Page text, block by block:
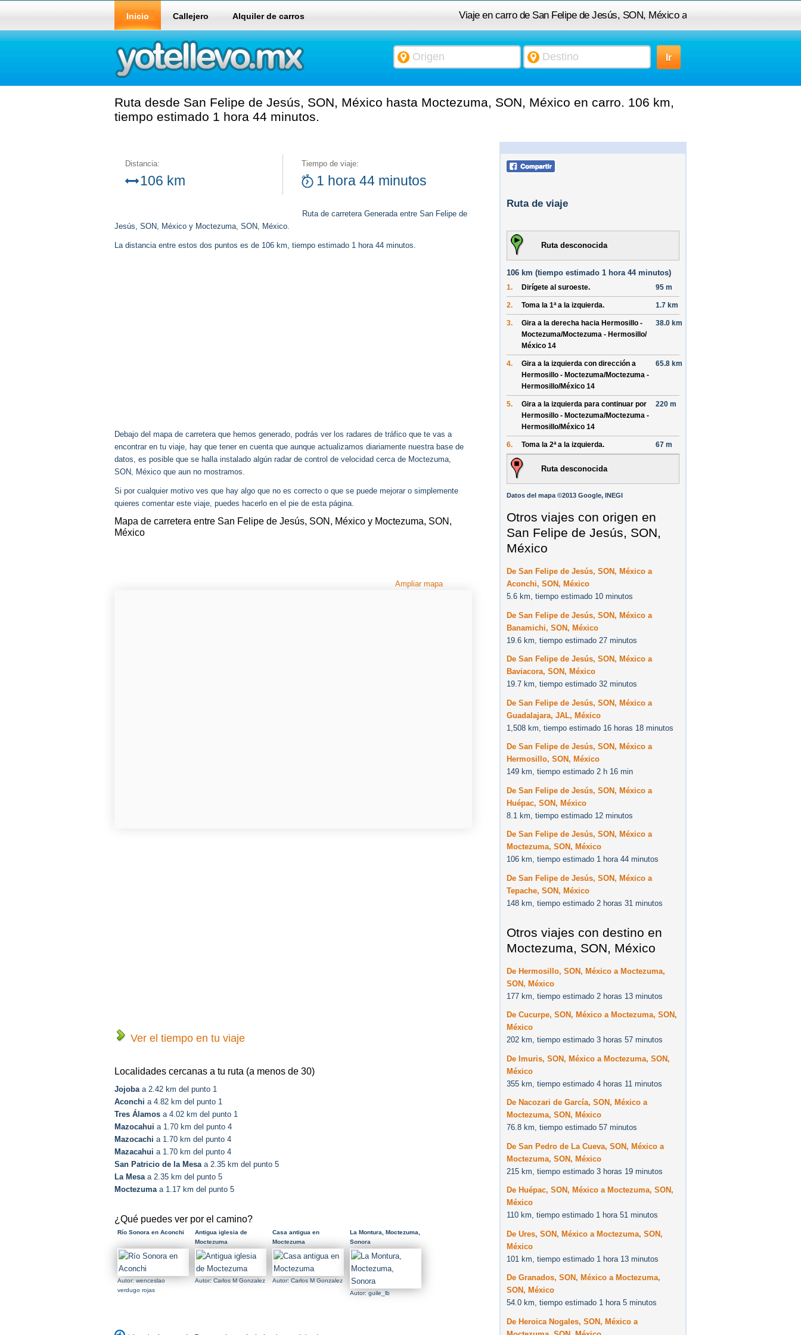
Viaje en carro de San Felipe de Jesús, SON, México a
Moctezuma, SON, México
Inicio Callejero Alquiler de carros
Ruta desde San Felipe de Jesús, SON, México hasta Moctezuma, SON, México en carro. 106 km,
tiempo estimado 1 hora 44 minutos.
Distancia:
106 km
Tiempo de viaje:
1 hora 44 minutos
Ruta de carretera Generada entre San Felipe de
Jesús, SON, México y Moctezuma, SON, México.
La distancia entre estos dos puntos es de 106 km, tiempo estimado 1 hora 44 minutos.
Debajo del mapa de carretera que hemos generado, podrás ver los radares de tráfico que te vas a
encontrar en tu viaje, hay que tener en cuenta que aunque actualizamos diariamente nuestra base de
datos, es posible que se halla instalado algún radar de control de velocidad cerca de Moctezuma,
SON, México que aun no mostramos.
Si por cualquier motivo ves que hay algo que no es correcto o que se puede mejorar o simplemente
quieres comentar este viaje, puedes hacerlo en el pie de esta página.
Mapa de carretera entre San Felipe de Jesús, SON, México y Moctezuma, SON,
México
Ampliar mapa
Ver el tiempo en tu viaje
Localidades cercanas a tu ruta (a menos de 30)
Jojobaa 2.42 km del punto 1
Aconchi a 4.82 km del punto 1
Tres Álamos a 4.02 km del punto 1
Mazocahui a 1.70 km del punto 4
Mazocachi a 1.70 km del punto 4
Mazacahui a 1.70 km del punto 4
San Patricio de la Mesaa 2.35 km del punto 5
La Mesaa 2.35 km del punto 5
Moctezumaa 1.17 km del punto 5
¿Qué puedes ver por el camino?
Río Sonora en Aconchi
Autor: wenceslao
verdugo rojas
Antigua iglesia de
Moctezuma
Autor: Carlos M Gonzalez
Casa antigua en
Moctezuma
Autor: Carlos M Gonzalez
La Montura, Moctezuma,
Sonora
Autor: guile_lb
Ruta de viaje
Ruta desconocida
106 km (tiempo estimado 1 hora 44 minutos)
1. Dirígete al suroeste. 95 m
2. Toma la 1ª a la izquierda. 1.7 km
3. Gira a la derecha hacia Hermosillo -
Moctezuma/Moctezuma - Hermosillo/
México 14
38.0 km
4.
Gira a la izquierda con dirección a
Hermosillo - Moctezuma/Moctezuma -
Hermosillo/México 14
65.8 km
5.
Gira a la izquierda para continuar por
Hermosillo - Moctezuma/Moctezuma -
Hermosillo/México 14
220 m
6. Toma la 2ª a la izquierda. 67 m
Ruta desconocida
Datos del mapa ©2013 Google, INEGI
Otros viajes con origen en
San Felipe de Jesús, SON,
México
De San Felipe de Jesús, SON, México a
Aconchi, SON, México
5.6 km, tiempo estimado 10 minutos
De San Felipe de Jesús, SON, México a
Banamichi, SON, México
19.6 km, tiempo estimado 27 minutos
De San Felipe de Jesús, SON, México a
Baviacora, SON, México
19.7 km, tiempo estimado 32 minutos
De San Felipe de Jesús, SON, México a
Guadalajara, JAL, México
1,508 km, tiempo estimado 16 horas 18 minutos
De San Felipe de Jesús, SON, México a
Hermosillo, SON, México
149 km, tiempo estimado 2 h 16 min
De San Felipe de Jesús, SON, México a
Huépac, SON, México
8.1 km, tiempo estimado 12 minutos
De San Felipe de Jesús, SON, México a
Moctezuma, SON, México
106 km, tiempo estimado 1 hora 44 minutos
De San Felipe de Jesús, SON, México a
Tepache, SON, México
148 km, tiempo estimado 2 horas 31 minutos
Otros viajes con destino en
Moctezuma, SON, México
De Hermosillo, SON, México a Moctezuma,
SON, México
177 km, tiempo estimado 2 horas 13 minutos
De Cucurpe, SON, México a Moctezuma, SON,
México
202 km, tiempo estimado 3 horas 57 minutos
De Imuris, SON, México a Moctezuma, SON,
México
355 km, tiempo estimado 4 horas 11 minutos
De Nacozari de García, SON, México a
Moctezuma, SON, México
76.8 km, tiempo estimado 57 minutos
De San Pedro de La Cueva, SON, México a
Moctezuma, SON, México
215 km, tiempo estimado 3 horas 19 minutos
De Huépac, SON, México a Moctezuma, SON,
México
110 km, tiempo estimado 1 hora 51 minutos
De Ures, SON, México a Moctezuma, SON,
México
101 km, tiempo estimado 1 hora 13 minutos
De Granados, SON, México a Moctezuma,
SON, México
54.0 km, tiempo estimado 1 hora 5 minutos
De Heroica Nogales, SON, México a